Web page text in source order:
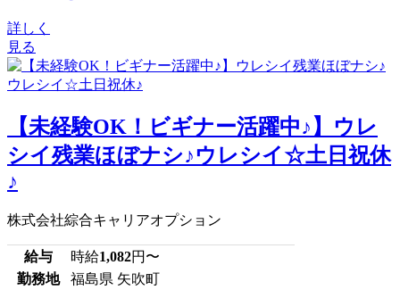
詳しく
見る
【未経験OK！ビギナー活躍中♪】ウレ
シイ残業ほぼナシ♪ウレシイ☆土日祝休
♪
株式会社綜合キャリアオプション
給与 時給1,082円〜
勤務地
福島県 矢吹町